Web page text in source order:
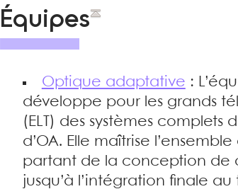
Équipes
Optique adaptative :
développe pour les grands
(ELT) des systèmes complets
d’OA. Elle maîtrise
partant de la conception de
jusqu’à l’intégration finale